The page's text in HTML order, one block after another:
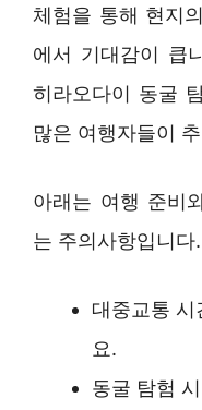
체험을 통해 현지
에서 기대감이 큽
히라오다이 동굴
많은 여행자들이
아래는 여행 준비
는 주의사항입니다.
대중교통 시
요.
동굴 탐험